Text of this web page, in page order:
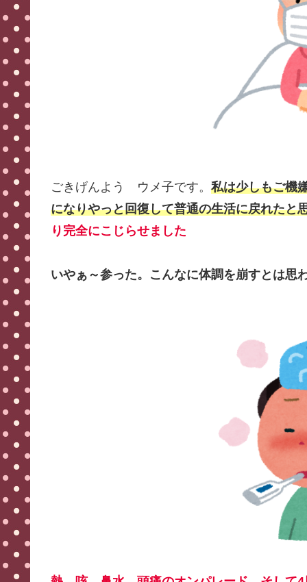
ごきげんよう ウメ子です。 私は少しもご機
になりやっと回復して普通の生活に戻れたと
り完全にこじらせました
いやぁ～参った。こんなに体調を崩すとは思